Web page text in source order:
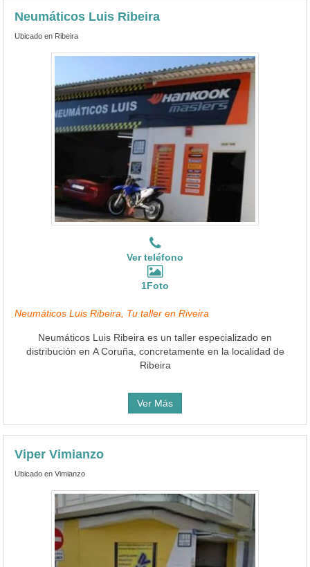
Neumáticos Luis Ribeira
Ubicado en Ribeira
Ver teléfono
1Foto
Neumáticos Luis Ribeira, Tu taller en Riveira
Neumáticos Luis Ribeira es un taller especializado en
distribución en A Coruña, concretamente en la localidad de
Ribeira
Ver Más
Viper Vimianzo
Ubicado en Vimianzo